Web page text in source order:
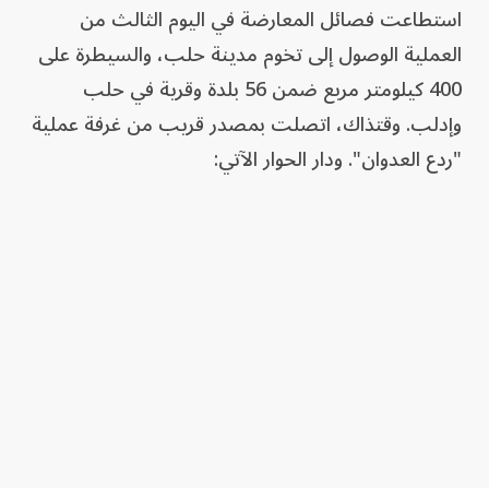
استطاعت فصائل المعارضة في اليوم الثالث من
العملية الوصول إلى تخوم مدينة حلب، والسيطرة على
400 كيلومتر مربع ضمن 56 بلدة وقرية في حلب
وإدلب. وقتذاك، اتصلت بمصدر قريب من غرفة عملية
"ردع العدوان". ودار الحوار الآتي: